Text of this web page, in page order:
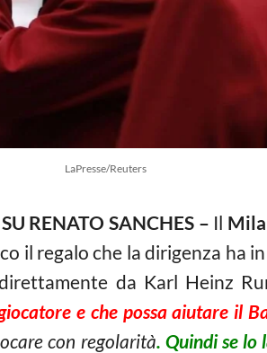
LaPresse/Reuters
RENATO SANCHES – Il
il regalo che la dirigenza ha
da Karl Heinz
e che possa aiutare il
con regolarità. Quindi se lo